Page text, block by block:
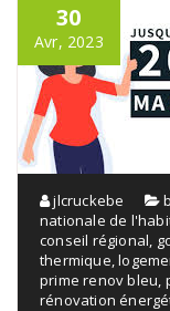
30
Avr, 2023
jlcruckebe
nationale de
conseil régional
thermique ,
prime renov bleu
rénovation